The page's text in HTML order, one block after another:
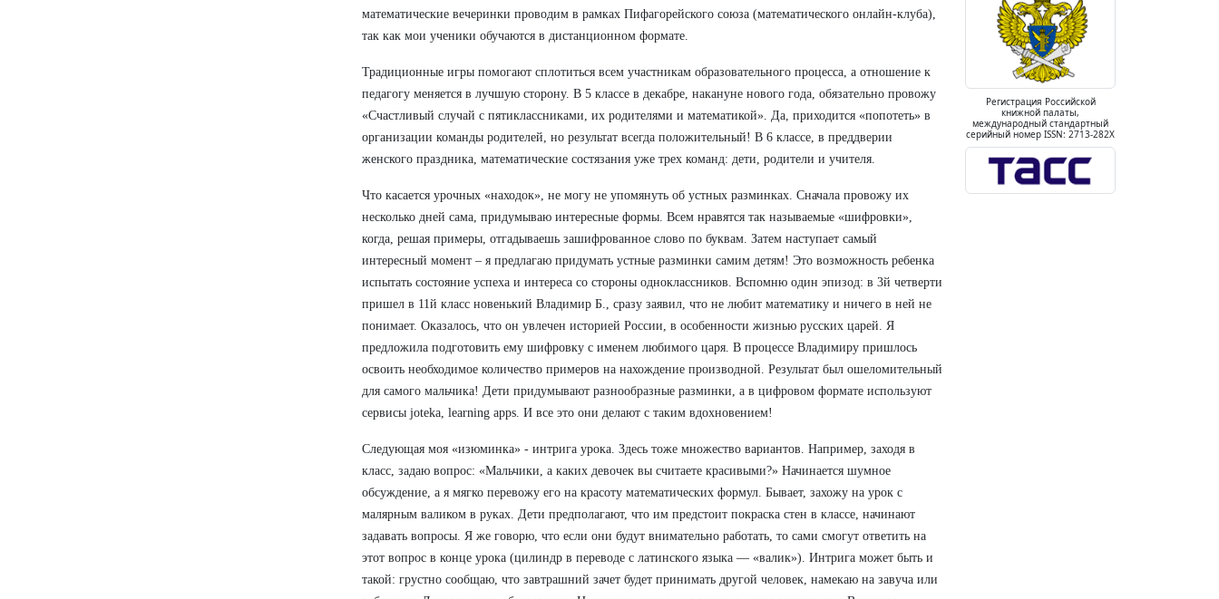
математические вечеринки проводим в рамках Пифагорейского союза (математического онлайн-клуба),
так как мои ученики обучаются в дистанционном формате.
Традиционные игры помогают сплотиться всем участникам образовательного процесса, а отношение к
педагогу меняется в лучшую сторону. В 5 классе в декабре, накануне нового года, обязательно провожу
«Счастливый случай с пятиклассниками, их родителями и математикой». Да, приходится «попотеть» в
организации команды родителей, но результат всегда положительный! В 6 классе, в преддверии
женского праздника, математические состязания уже трех команд: дети, родители и учителя.
Что касается урочных «находок», не могу не упомянуть об устных разминках. Сначала провожу их
несколько дней сама, придумываю интересные формы. Всем нравятся так называемые «шифровки»,
когда, решая примеры, отгадываешь зашифрованное слово по буквам. Затем наступает самый
интересный момент – я предлагаю придумать устные разминки самим детям! Это возможность ребенка
испытать состояние успеха и интереса со стороны одноклассников. Вспомню один эпизод: в 3й четверти
пришел в 11й класс новенький Владимир Б., сразу заявил, что не любит математику и ничего в ней не
понимает. Оказалось, что он увлечен историей России, в особенности жизнью русских царей. Я
предложила подготовить ему шифровку с именем любимого царя. В процессе Владимиру пришлось
освоить необходимое количество примеров на нахождение производной. Результат был ошеломительный
для самого мальчика! Дети придумывают разнообразные разминки, а в цифровом формате используют
сервисы joteka, learning apps. И все это они делают с таким вдохновением!
Следующая моя «изюминка» - интрига урока. Здесь тоже множество вариантов. Например, заходя в
класс, задаю вопрос: «Мальчики, а каких девочек вы считаете красивыми?» Начинается шумное
обсуждение, а я мягко перевожу его на красоту математических формул. Бывает, захожу на урок с
малярным валиком в руках. Дети предполагают, что им предстоит покраска стен в классе, начинают
задавать вопросы. Я же говорю, что если они будут внимательно работать, то сами смогут ответить на
этот вопрос в конце урока (цилиндр в переводе с латинского языка — «валик»). Интрига может быть и
такой: грустно сообщаю, что завтрашний зачет будет принимать другой человек, намекаю на завуча или
Регистрация Российской
книжной палаты,
международный стандартный
серийный номер ISSN: 2713-282X